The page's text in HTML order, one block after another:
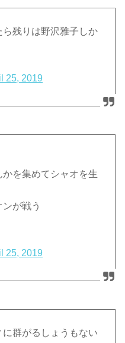
残りは野沢雅子しか
25, 2019
を集めてシャオを生
が戦う
25, 2019
群がるしょうもない